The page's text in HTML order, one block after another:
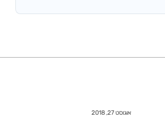
אוגוסט 27, 2018